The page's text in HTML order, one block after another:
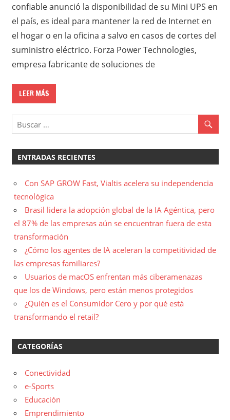
confiable anunció la disponibilidad de su Mini UPS en
el país, es ideal para mantener la red de Internet en
el hogar o en la oficina a salvo en casos de cortes del
suministro eléctrico. Forza Power Technologies,
empresa fabricante de soluciones de
LEER MÁS
ENTRADAS RECIENTES
Con SAP GROW Fast, Vialtis acelera su independencia
tecnológica
Brasil lidera la adopción global de la IA Agéntica, pero
el 87% de las empresas aún se encuentran fuera de esta
transformación
¿Cómo los agentes de IA aceleran la competitividad de
las empresas familiares?
Usuarios de macOS enfrentan más ciberamenazas
que los de Windows, pero están menos protegidos
¿Quién es el Consumidor Cero y por qué está
transformando el retail?
CATEGORÍAS
Conectividad
e-Sports
Educación
Emprendimiento